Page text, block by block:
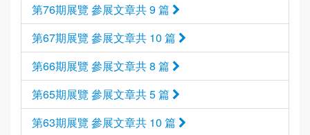
第76期展覽 參展文章共 9 篇
第67期展覽 參展文章共 10 篇
第66期展覽 參展文章共 8 篇
第65期展覽 參展文章共 5 篇
第63期展覽 參展文章共 10 篇